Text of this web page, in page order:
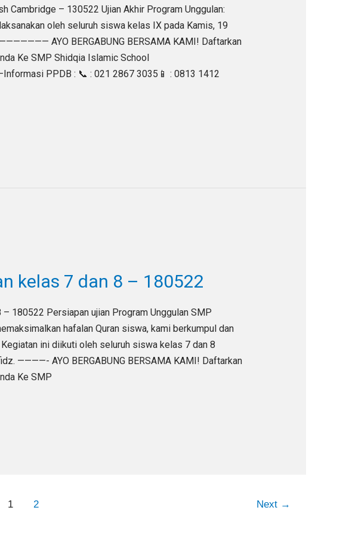
Cambridge – 130522 Ujian Akhir Program Unggulan:
oleh seluruh siswa kelas IX pada Kamis, 19
AYO BERGABUNG BERSAMA KAMI! Daftarkan
Ke SMP Shidqia Islamic School
PPDB : 📞 : 021 2867 3035📱 : 0813 1412
kelas 7 dan 8 – 180522
180522 Persiapan ujian Program Unggulan SMP
hafalan Quran siswa, kami berkumpul dan
ini diikuti oleh seluruh siswa kelas 7 dan 8
————- AYO BERGABUNG BERSAMA KAMI! Daftarkan
Ke SMP
1 2 Next →